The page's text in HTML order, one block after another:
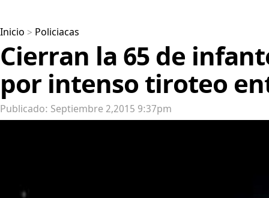
Inicio > Policiacas
Cierran la 65 de
por intenso tiroteo
Publicado: Septiembre 2,2015 9:37pm